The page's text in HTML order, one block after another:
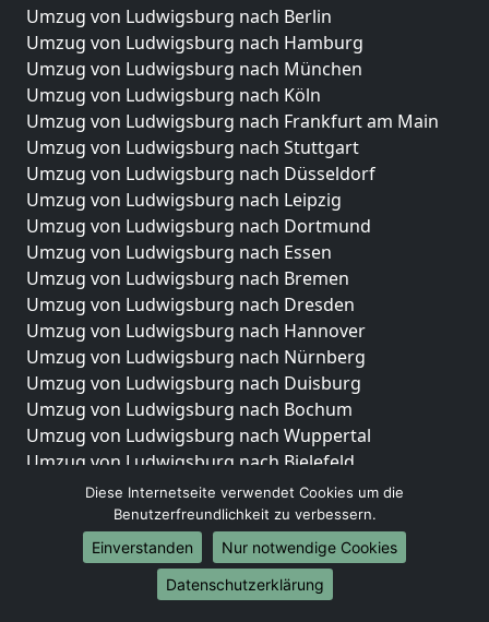
Umzug von Ludwigsburg nach Berlin
Umzug von Ludwigsburg nach Hamburg
Umzug von Ludwigsburg nach München
Umzug von Ludwigsburg nach Köln
Umzug von Ludwigsburg nach Frankfurt am Main
Umzug von Ludwigsburg nach Stuttgart
Umzug von Ludwigsburg nach Düsseldorf
Umzug von Ludwigsburg nach Leipzig
Umzug von Ludwigsburg nach Dortmund
Umzug von Ludwigsburg nach Essen
Umzug von Ludwigsburg nach Bremen
Umzug von Ludwigsburg nach Dresden
Umzug von Ludwigsburg nach Hannover
Umzug von Ludwigsburg nach Nürnberg
Umzug von Ludwigsburg nach Duisburg
Umzug von Ludwigsburg nach Bochum
Umzug von Ludwigsburg nach Wuppertal
Umzug von Ludwigsburg nach Bielefeld
Umzug von Ludwigsburg nach Bonn
Umzug von Ludwigsburg nach Münster
Internationale-Umzüge
Umzug von Ludwigsburg nach Brasilien
Diese Internetseite verwendet Cookies um die
Benutzerfreundlichkeit zu verbessern.
Einverstanden
Nur notwendige Cookies
Datenschutzerklärung